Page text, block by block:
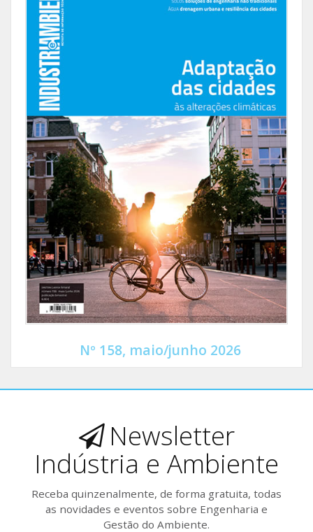
Nº 158, maio/junho 2026
Newsletter
Indústria e Ambiente
Receba quinzenalmente, de forma gratuita, todas
as novidades e eventos sobre Engenharia e
Gestão do Ambiente.